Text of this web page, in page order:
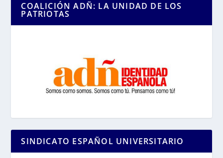
COALICIÓN ADÑ: LA UNIDAD DE LOS
PATRIOTAS
SINDICATO ESPAÑOL UNIVERSITARIO